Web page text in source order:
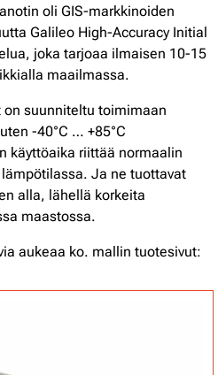
oli GIS-markkinoiden
Galileo High-Accuracy Initial
joka tarjoaa ilmaisen 10-15
maailmassa.
suunniteltu toimimaan
-40°C … +85°C
käyttöaika riittää normaalin
Ja ne tuottavat
alla, lähellä korkeita
maastossa.
aukeaa ko. mallin tuotesivut: